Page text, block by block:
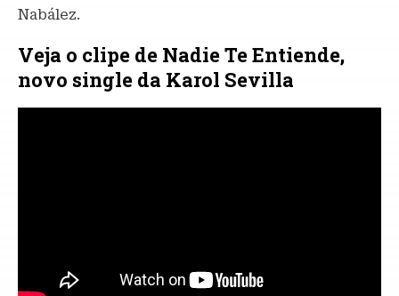
Nabález.
Veja o clipe de Nadie Te Entiende,
novo single da Karol Sevilla